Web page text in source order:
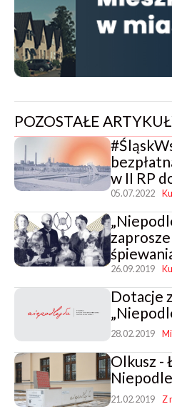
POZOSTAŁE
w II RP
05.07.2022
26.09.2019
Dotacje
28.02.2019
Olkusz -
21.02.2019 Z